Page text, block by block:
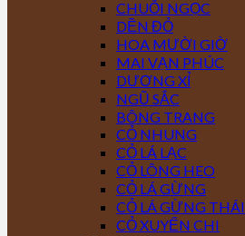
CHUỖI NGỌC
DỀN ĐỎ
HOA MƯỜI GIỜ
MAI VẠN PHÚC
DƯƠNG XỈ
NGŨ SẮC
BÔNG TRANG
CỎ NHUNG
CỎ LÁ LẠC
CỎ LÔNG HEO
CỎ LÁ GỪNG
CỎ LÁ GỪNG THÁI
CỎ XUYẾN CHI